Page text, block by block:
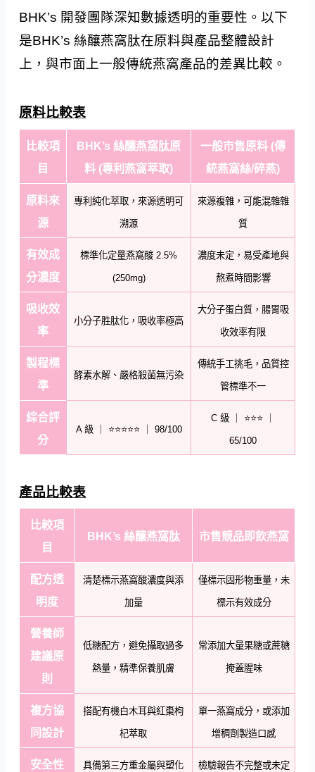
BHK’s 開發團隊深知數據透明的重要性。以下
是BHK’s 絲釀燕窩肽在原料與產品整體設計
上，與市面上一般傳統燕窩產品的差異比較。
原料比較表
比較項
目
BHK’s 絲釀燕窩肽原
料 (專利燕窩萃取)
一般市售原料 (傳
統燕窩絲/碎燕)
原料來
源
專利純化萃取，來源透明可
溯源
來源複雜，可能混雜雜
質
有效成
分濃度
標準化定量燕窩酸 2.5%
(250mg)
濃度未定，易受產地與
熬煮時間影響
吸收效
率
小分子胜肽化，吸收率極高
大分子蛋白質，腸胃吸
收效率有限
製程標
準
酵素水解、嚴格殺菌無污染
傳統手工挑毛，品質控
管標準不一
綜合評
分
A 級 ｜ ⭐⭐⭐⭐⭐ ｜ 98/100
C 級 ｜ ⭐⭐⭐ ｜
65/100
產品比較表
比較項
目
BHK’s 絲釀燕窩肽 市售競品即飲燕窩
配方透
明度
清楚標示燕窩酸濃度與添
加量
僅標示固形物重量，未
標示有效成分
營養師
建議原
則
低糖配方，避免攝取過多
熱量，精準保養肌膚
常添加大量果糖或蔗糖
掩蓋腥味
複方協
同設計
搭配有機白木耳與紅棗枸
杞萃取
單一燕窩成分，或添加
增稠劑製造口感
安全性
具備第三方重金屬與塑化 檢驗報告不完整或未定